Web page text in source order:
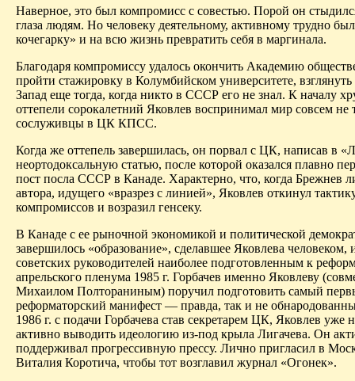
Наверное, это был компромисс с совестью. Порой он
глаза людям. Но человеку деятельному, активному трудно
кочегарку» и на всю жизнь превратить себя в маргинала.
Благодаря компромиссу удалось окончить Академию
пройти стажировку в Колумбийском университете,
Запад еще тогда, когда никто в СССР его не знал. К началу
оттепели сорокалетний Яковлев воспринимал мир совсем не
сослуживцы в ЦК КПСС.
Когда же оттепель завершилась, он порвал с ЦК, написав в «
неортодоксальную статью, после которой оказался плавно
пост посла СССР в Канаде. Характерно, что, когда Брежнев
автора, идущего «вразрез с линией», Яковлев откинул
компромиссов и возразил генсеку.
В Канаде с ее рыночной экономикой и политической
завершилось «образование», сделавшее Яковлева человеком,
советских руководителей наиболее подготовленным к
апрельского пленума 1985 г. Горбачев именно Яковлеву
Михаилом Полтораниным) поручил подготовить самый
реформаторский манифест — правда, так и не
1986 г. с подачи Горбачева став секретарем ЦК, Яковлев уже
активно выводить идеологию из-под крыла Лигачева. Он
поддерживал прогрессивную прессу. Лично пригласил в
Виталия Коротича, чтобы тот возглавил журнал «Огонек».